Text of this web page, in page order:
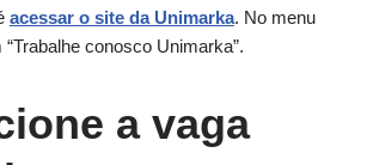
acessar o site da Unimarka. No menu
conosco Unimarka”.
a vaga